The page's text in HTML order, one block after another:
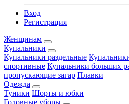
Вход
Регистрация
Женщинам
Купальники
Купальники раздельные
спортивные Купальники больших
пропускающие загар Плавки
Одежда
Туники Шорты и юбки
Головные уборы